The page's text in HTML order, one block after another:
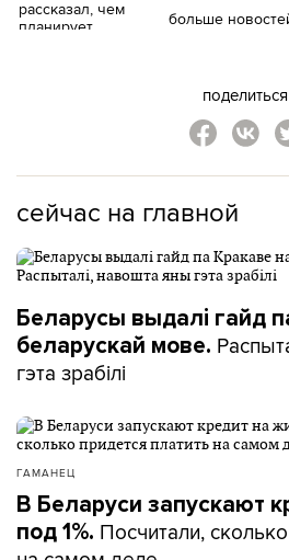
больше
поделиться
сейчас на главной
Беларусы выдалі гайд
беларускай мове.
гэта зрабілі
ГАМАНЕЦ
В Беларуси запускают
под 1%. Посчитали,